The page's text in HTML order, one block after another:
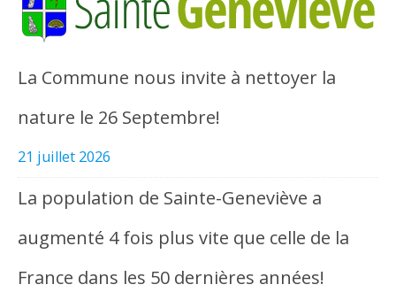
La Commune nous invite à nettoyer la
nature le 26 Septembre!
21 juillet 2026
La population de Sainte-Geneviève a
augmenté 4 fois plus vite que celle de la
France dans les 50 dernières années!